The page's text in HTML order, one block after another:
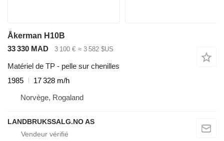
Åkerman H10B
33 330 MAD
3 100 € ≈ 3 582 $US
Matériel de TP - pelle sur chenilles
1985
17 328 m/h
Norvège, Rogaland
LANDBRUKSSALG.NO AS